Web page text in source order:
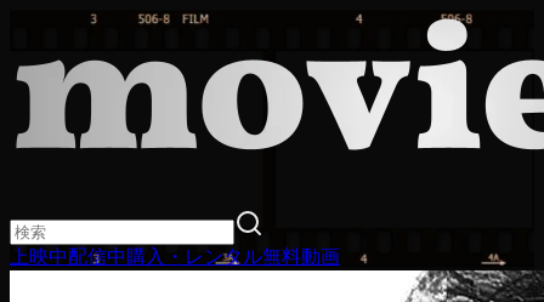
上映中配信中購入・レンタル無料動画